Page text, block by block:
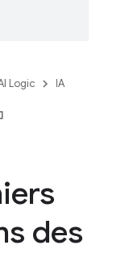
Logic IA
des